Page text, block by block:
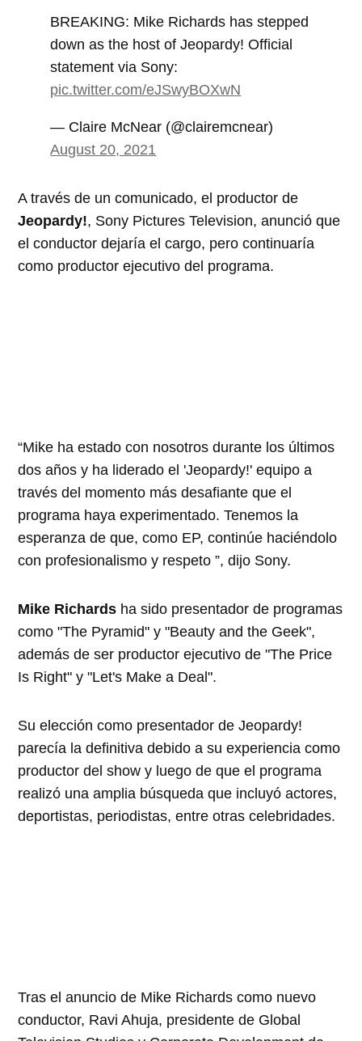
BREAKING: Mike Richards has stepped
down as the host of Jeopardy! Official
statement via Sony:
pic.twitter.com/eJSwyBOXwN
— Claire McNear (@clairemcnear)
August 20, 2021
A través de un comunicado, el productor de
Jeopardy!, Sony Pictures Television, anunció que
el conductor dejaría el cargo, pero continuaría
como productor ejecutivo del programa.
“Mike ha estado con nosotros durante los últimos
dos años y ha liderado el 'Jeopardy!' equipo a
través del momento más desafiante que el
programa haya experimentado. Tenemos la
esperanza de que, como EP, continúe haciéndolo
con profesionalismo y respeto ”, dijo Sony.
Mike Richards ha sido presentador de programas
como "The Pyramid" y "Beauty and the Geek",
además de ser productor ejecutivo de "The Price
Is Right" y "Let's Make a Deal".
Su elección como presentador de Jeopardy!
parecía la definitiva debido a su experiencia como
productor del show y luego de que el programa
realizó una amplia búsqueda que incluyó actores,
deportistas, periodistas, entre otras celebridades.
Tras el anuncio de Mike Richards como nuevo
conductor, Ravi Ahuja, presidente de Global